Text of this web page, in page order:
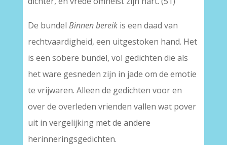
De bundel Binnen bereikis een daad van
rechtvaardigheid, een uitgestoken hand. Het
is een sobere bundel, vol gedichten die als
het ware gesneden zijn in jade om de emotie
te vrijwaren. Alleen de gedichten voor en
over de overleden vrienden vallen wat pover
uit in vergelijking met de andere
herinneringsgedichten.